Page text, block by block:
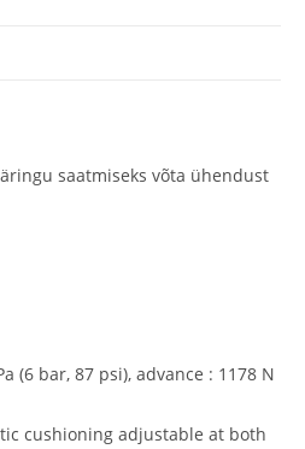
saatmiseks võta ühendust
(6 bar, 87 psi), advance : 1178 N
cushioning adjustable at both